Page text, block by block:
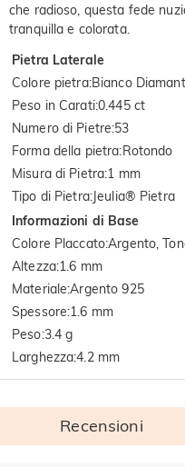
che radioso, questa fede
tranquilla e colorata.
Pietra Laterale
Colore pietra:Bianco
Peso in Carati:0.445 ct
Numero di Pietre:53
Forma della pietra:Rotondo
Misura di Pietra:1 mm
Tipo di Pietra:Jeulia® Pietra
Informazioni di Base
Colore Placcato:Argento,
Altezza:1.6 mm
Materiale:Argento 925
Spessore:1.6 mm
Peso:3.4 g
Larghezza:4.2 mm
Recensioni